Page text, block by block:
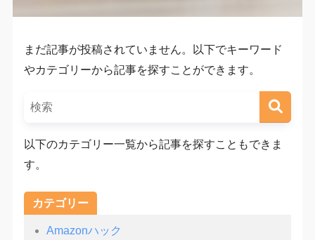
まだ記事が投稿されていません。以下でキーワード
やカテゴリーから記事を探すことができます。
以下のカテゴリー一覧から記事を探すこともできま
す。
カテゴリー
Amazonハック